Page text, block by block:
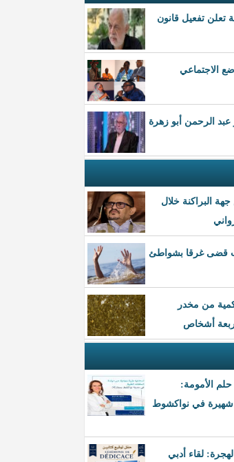
تعلن تفعيل قانون
الاجتماعي
عبد الرحمن أبو زهرة
البراكنة خلال
قضى غرقا بشواطئ
من مخدر
أشخاص
الأمومة:
شهيرة في نواكشوط
لقاء أدبي